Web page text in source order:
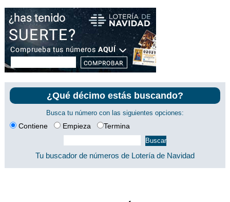
¿Qué décimo estás buscando?
Busca tu número con las siguientes opciones:
Contiene Empieza Termina
Tu buscador de números de Lotería de Navidad